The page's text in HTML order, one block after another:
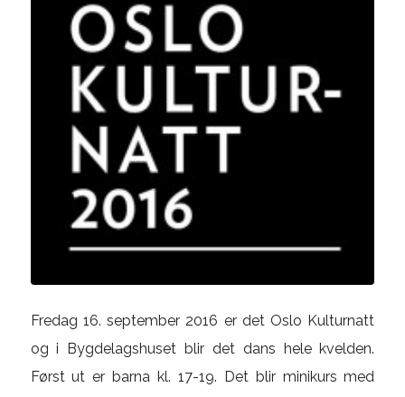
Fredag 16. september 2016 er det Oslo Kulturnatt
og i Bygdelagshuset blir det dans hele kvelden.
Først ut er barna kl. 17-19. Det blir minikurs med